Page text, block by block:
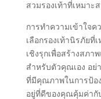
สวมรองเท้าที่เหมาะ
การทําความเข้าใจค
เลือกรองเท้านิรภัยที่
เชิงรุกเพื่อสร้างสภ
สําหรับตัวคุณเอง อย่
ที่มีคุณภาพในการป้อ
อยู่ที่ดีของคุณคุ้มค่ากั